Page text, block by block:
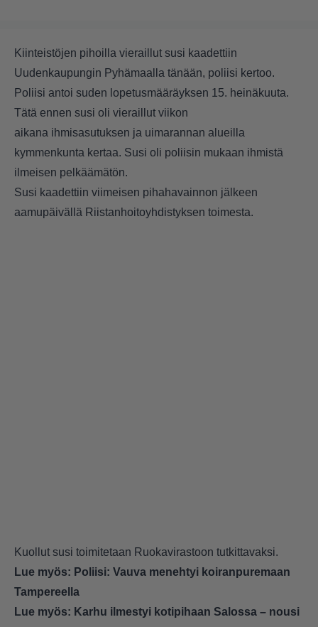
Kiinteistöjen pihoilla vieraillut susi kaadettiin
Uudenkaupungin Pyhämaalla tänään, poliisi kertoo.
Poliisi antoi suden lopetusmääräyksen 15. heinäkuuta.
Tätä ennen susi oli vieraillut viikon
aikana ihmisasutuksen ja uimarannan alueilla
kymmenkunta kertaa. Susi oli poliisin mukaan ihmistä
ilmeisen pelkäämätön.
Susi kaadettiin viimeisen pihahavainnon jälkeen
aamupäivällä Riistanhoitoyhdistyksen toimesta.
Kuollut susi toimitetaan Ruokavirastoon tutkittavaksi.
Lue myös: Poliisi: Vauva menehtyi koiranpuremaan
Tampereella
Lue myös: Karhu ilmestyi kotipihaan Salossa – nousi